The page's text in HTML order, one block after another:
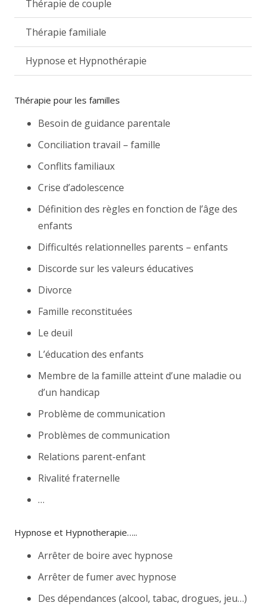
Thérapie de couple
Thérapie familiale
Hypnose et Hypnothérapie
Thérapie pour les familles
Besoin de guidance parentale
Conciliation travail – famille
Conflits familiaux
Crise d’adolescence
Définition des règles en fonction de l’âge des
enfants
Difficultés relationnelles parents – enfants
Discorde sur les valeurs éducatives
Divorce
Famille reconstituées
Le deuil
L’éducation des enfants
Membre de la famille atteint d’une maladie ou
d’un handicap
Problème de communication
Problèmes de communication
Relations parent-enfant
Rivalité fraternelle
…
Hypnose et Hypnotherapie…..
Arrêter de boire avec hypnose
Arrêter de fumer avec hypnose
Des dépendances (alcool, tabac, drogues, jeu…)